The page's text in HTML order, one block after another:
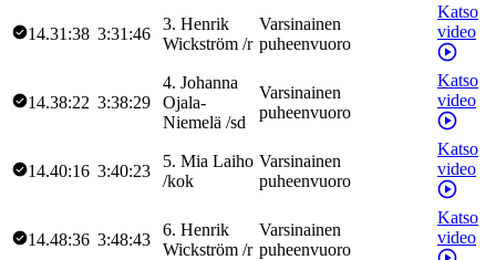
14.31:38 3:31:46
3. Henrik
Wickström /r
Varsinainen
puheenvuoro
Katso
video
14.38:22 3:38:29
4. Johanna
Ojala-
Niemelä /sd
Varsinainen
puheenvuoro
Katso
video
14.40:16 3:40:23
5. Mia Laiho
/kok
Varsinainen
puheenvuoro
Katso
video
14.48:36 3:48:43
6. Henrik
Wickström /r
Varsinainen
puheenvuoro
Katso
video